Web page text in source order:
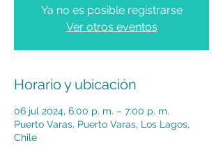
Ya no es posible registrarse
Ver otros eventos
Horario y ubicación
06 jul 2024, 6:00 p. m. – 7:00 p. m.
Puerto Varas, Puerto Varas, Los Lagos,
Chile